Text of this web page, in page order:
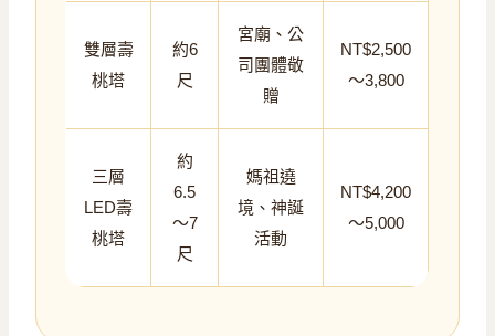
雙層壽
桃塔
約6
尺
宮廟、公
司團體敬
贈
NT$2,500
～3,800
三層
LED壽
桃塔
約
6.5
～7
尺
媽祖遶
境、神誕
活動
NT$4,200
～5,000